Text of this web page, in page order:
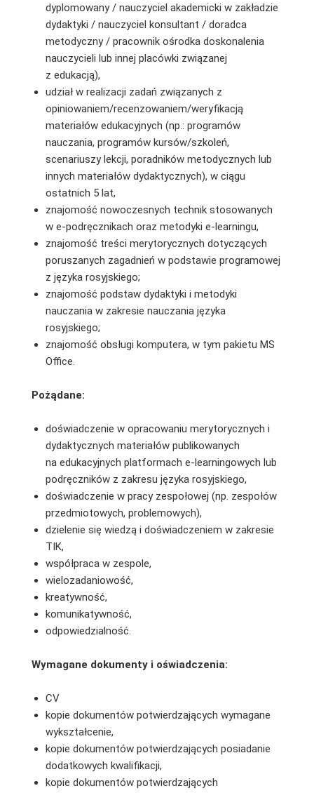
dyplomowany / nauczyciel akademicki w zakładzie
dydaktyki / nauczyciel konsultant / doradca
metodyczny / pracownik ośrodka doskonalenia
nauczycieli lub innej placówki związanej
z edukacją),
udział w realizacji zadań związanych z
opiniowaniem/recenzowaniem/weryfikacją
materiałów edukacyjnych (np.: programów
nauczania, programów kursów/szkoleń,
scenariuszy lekcji, poradników metodycznych lub
innych materiałów dydaktycznych), w ciągu
ostatnich 5 lat,
znajomość nowoczesnych technik stosowanych
w e-podręcznikach oraz metodyki e-learningu,
znajomość treści merytorycznych dotyczących
poruszanych zagadnień w podstawie programowej
z języka rosyjskiego;
znajomość podstaw dydaktyki i metodyki
nauczania w zakresie nauczania języka
rosyjskiego;
znajomość obsługi komputera, w tym pakietu MS
Office.
Pożądane:
doświadczenie w opracowaniu merytorycznych i
dydaktycznych materiałów publikowanych
na edukacyjnych platformach e-learningowych lub
podręczników z zakresu języka rosyjskiego,
doświadczenie w pracy zespołowej (np. zespołów
przedmiotowych, problemowych),
dzielenie się wiedzą i doświadczeniem w zakresie
TIK,
współpraca w zespole,
wielozadaniowość,
kreatywność,
komunikatywność,
odpowiedzialność.
Wymagane dokumenty i oświadczenia:
CV
kopie dokumentów potwierdzających wymagane
wykształcenie,
kopie dokumentów potwierdzających posiadanie
dodatkowych kwalifikacji,
kopie dokumentów potwierdzających